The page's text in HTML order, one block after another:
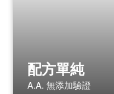
配方單純
A.A. 無添加驗證